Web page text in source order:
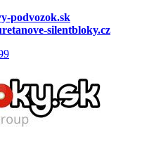
podvozok.sk
silentbloky.cz